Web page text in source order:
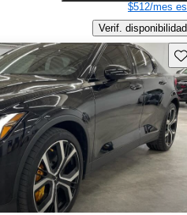
$512/mes
Verif. disponibilidad